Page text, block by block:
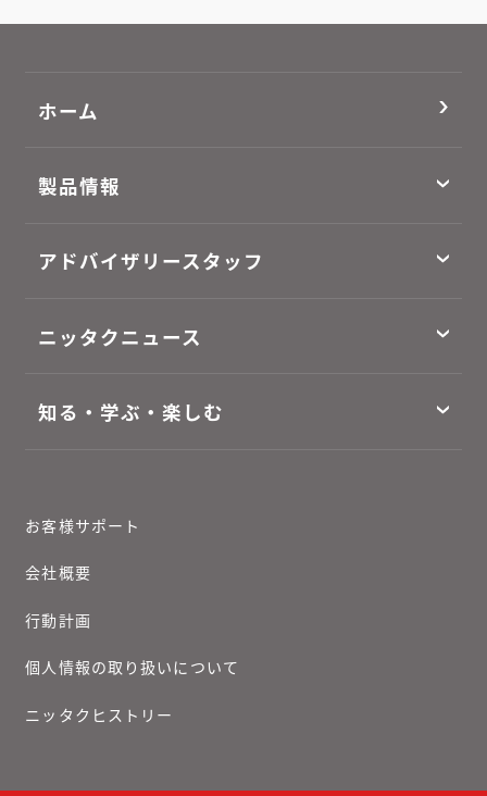
ホーム
製品情報
アドバイザリースタッフ
ニッタクニュース
知る・学ぶ・楽しむ
お客様サポート
会社概要
行動計画
個人情報の取り扱いについて
ニッタクヒストリー